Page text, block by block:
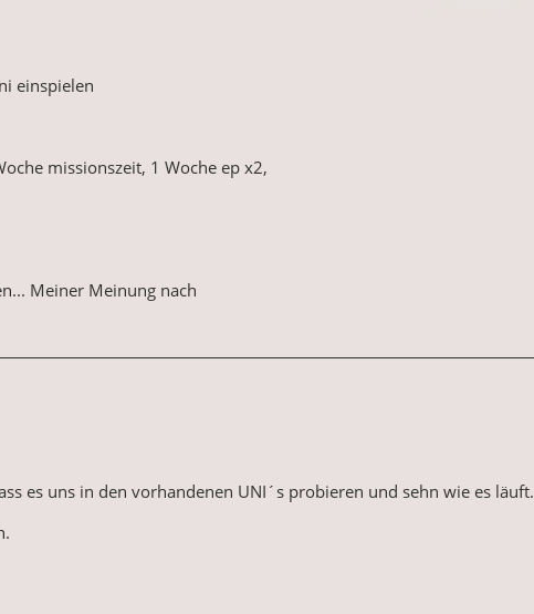
einspielen
missionszeit, 1 Woche ep x2,
Meiner Meinung nach
es uns in den vorhandenen UNI´s probieren und sehn wie es läuft.